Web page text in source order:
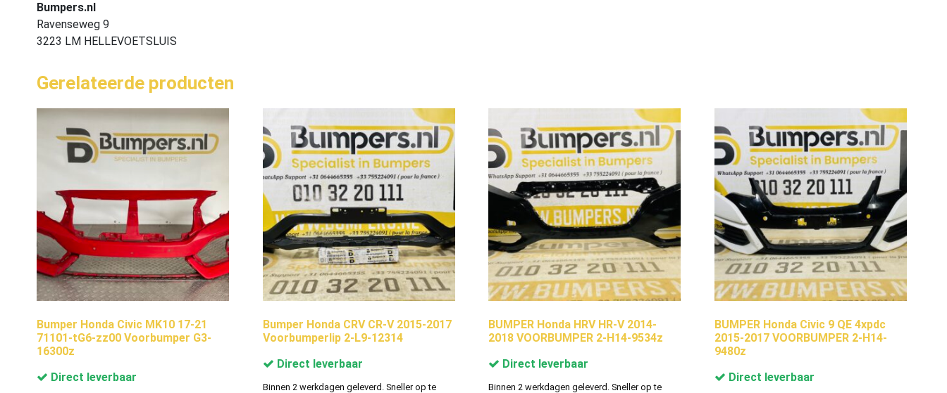
Bumpers.nl
Ravenseweg 9
3223 LM HELLEVOETSLUIS
Gerelateerde producten
Bumper Honda Civic MK10 17-21
71101-tG6-zz00 Voorbumper G3-
16300z
Direct leverbaar
Bumper Honda CRV CR-V 2015-2017
Voorbumperlip 2-L9-12314
Direct leverbaar
Binnen 2 werkdagen geleverd. Sneller op te
BUMPER Honda HRV HR-V 2014-
2018 VOORBUMPER 2-H14-9534z
Direct leverbaar
Binnen 2 werkdagen geleverd. Sneller op te
BUMPER Honda Civic 9 QE 4xpdc
2015-2017 VOORBUMPER 2-H14-
9480z
Direct leverbaar